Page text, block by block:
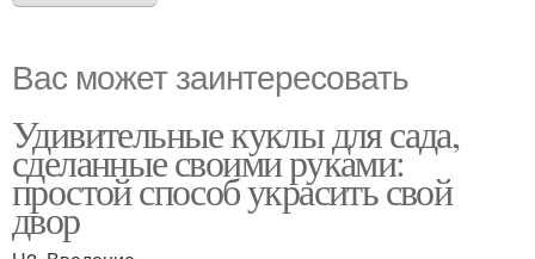
Вас может заинтересовать
Удивительные куклы для сада,
сделанные своими руками:
простой способ украсить свой
двор